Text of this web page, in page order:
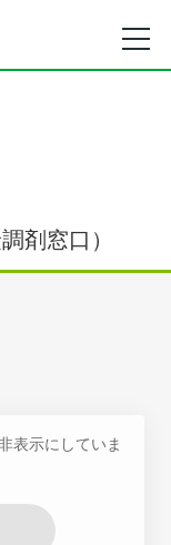
剤窓口）
表示にしていま